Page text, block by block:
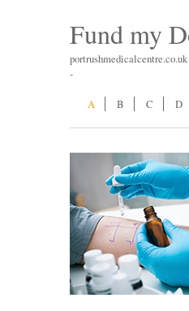
Fund my
-
A B C D